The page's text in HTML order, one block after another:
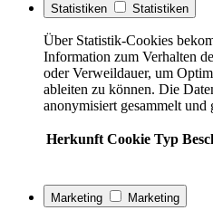
Statistiken Statistiken
Über Statistik-Cookies
Information zum Verhalten
oder Verweildauer, um
ableiten zu können. Die
anonymisiert gesammelt und
Herkunft Cookie Typ
Marketing Marketing